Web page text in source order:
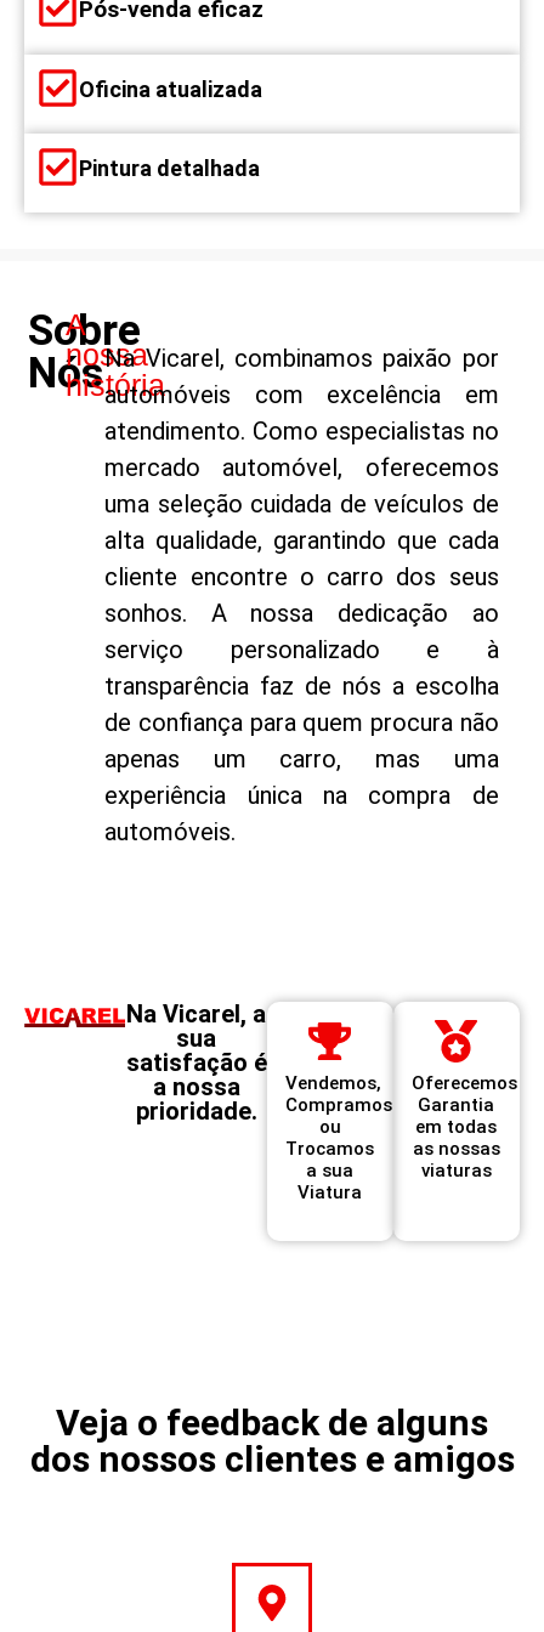
Pós-venda eficaz
Oficina atualizada
Pintura detalhada
Sobre
Nós
A
nossa
história
Na Vicarel, combinamos paixão por
automóveis com excelência em
atendimento. Como especialistas no
mercado automóvel, oferecemos
uma seleção cuidada de veículos de
alta qualidade, garantindo que cada
cliente encontre o carro dos seus
sonhos. A nossa dedicação ao
serviço personalizado e à
transparência faz de nós a escolha
de confiança para quem procura não
apenas um carro, mas uma
experiência única na compra de
automóveis.
Na Vicarel, a
sua
satisfação é
a nossa
prioridade.
Vendemos,
Compramos
ou
Trocamos
a sua
Viatura
Oferecemos
Garantia
em todas
as nossas
viaturas
Veja o feedback de alguns
dos nossos clientes e amigos